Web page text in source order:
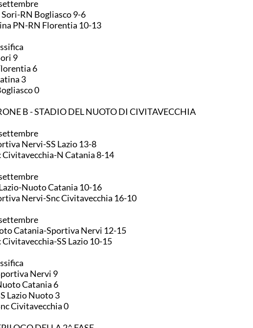
RN Sori-RN Bogliasco 9-6
Latina PN-RN Florentia 10-13
1. Sori 9
6
3. Latina 3
0
B - STADIO DEL NUOTO DI CIVITAVECCHIA
Sportiva Nervi-SS Lazio 13-8
Snc Civitavecchia-N Catania 8-14
SS Lazio-Nuoto Catania 10-16
Nervi-Snc Civitavecchia 16-10
Nuoto Catania-Sportiva Nervi 12-15
Snc Civitavecchia-SS Lazio 10-15
1. Sportiva Nervi 9
2. Nuoto Catania 6
3. SS Lazio Nuoto 3
Civitavecchia 0